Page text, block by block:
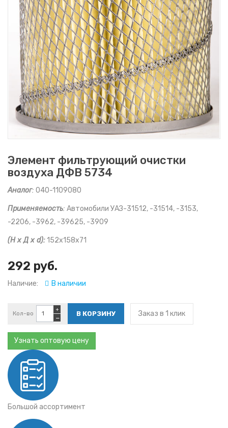
Элемент фильтрующий очистки
воздуха ДФВ 5734
Аналог: 040-1109080
Применяемость: Автомобили УАЗ-31512, -31514, -3153,
-2206, -3962, -39625, -3909
(Н х Д х d):152х158х71
292 руб.
Наличие: В наличии
Кол-во
−
+ Заказ в 1 клик
Узнать оптовую цену
Большой ассортимент